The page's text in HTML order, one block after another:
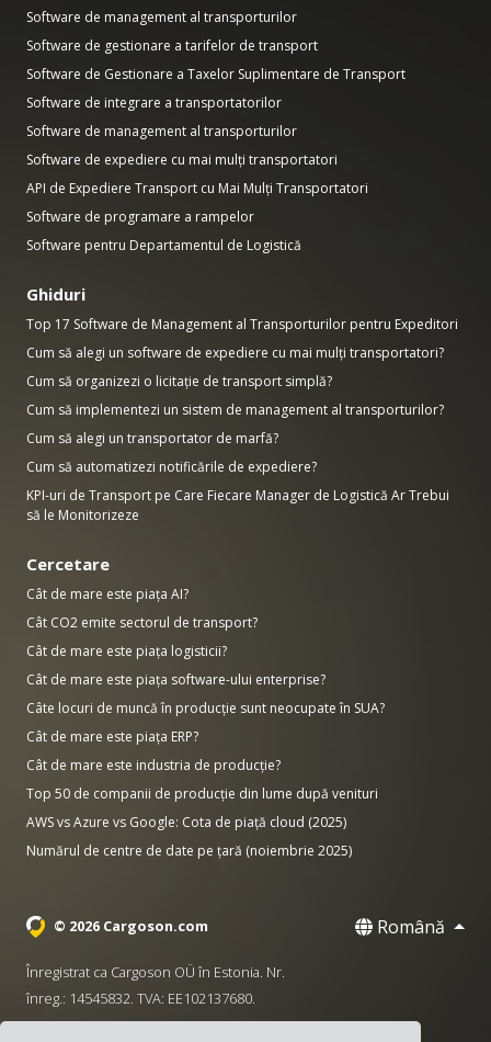
Software de management al transporturilor
Software de gestionare a tarifelor de transport
Software de Gestionare a Taxelor Suplimentare de Transport
Software de integrare a transportatorilor
Software de management al transporturilor
Software de expediere cu mai mulți transportatori
API de Expediere Transport cu Mai Mulți Transportatori
Software de programare a rampelor
Software pentru Departamentul de Logistică
Ghiduri
Top 17 Software de Management al Transporturilor pentru Expeditori
Cum să alegi un software de expediere cu mai mulți transportatori?
Cum să organizezi o licitație de transport simplă?
Cum să implementezi un sistem de management al transporturilor?
Cum să alegi un transportator de marfă?
Cum să automatizezi notificările de expediere?
KPI-uri de Transport pe Care Fiecare Manager de Logistică Ar Trebui
să le Monitorizeze
Cercetare
Cât de mare este piața AI?
Cât CO2 emite sectorul de transport?
Cât de mare este piața logisticii?
Cât de mare este piața software-ului enterprise?
Câte locuri de muncă în producție sunt neocupate în SUA?
Cât de mare este piața ERP?
Cât de mare este industria de producție?
Top 50 de companii de producție din lume după venituri
AWS vs Azure vs Google: Cota de piață cloud (2025)
Numărul de centre de date pe țară (noiembrie 2025)
© 2026 Cargoson.com Română
Înregistrat ca Cargoson OÜ în Estonia. Nr.
înreg.: 14545832. TVA: EE102137680.